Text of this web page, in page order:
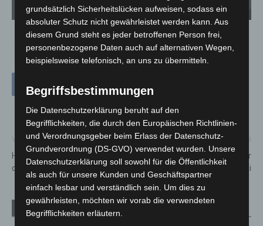
Das Bison-Weibchen mit ihrem goldenen Kalb - Foto: Erlebnis-Zoo Hannover
Vorheriger Artikel
Hannover Airport: Bereit für
die Sommerferien
Nächster Artikel
37. Maschseefest in Hannover
startet Ende Juli
Verwandte Artikel Mehr vom Autor
grundsätzlich Sicherheitslücken aufweisen, sodass ein
absoluter Schutz nicht gewährleistet werden kann. Aus
diesem Grund steht es jeder betroffenen Person frei,
personenbezogene Daten auch auf alternativen Wegen,
beispielsweise telefonisch, an uns zu übermitteln.
Begriffsbestimmungen
Die Datenschutzerklärung beruht auf den
Begrifflichkeiten, die durch den Europäischen Richtlinien-
und Verordnungsgeber beim Erlass der Datenschutz-
Grundverordnung (DS-GVO) verwendet wurden. Unsere
Datenschutzerklärung soll sowohl für die Öffentlichkeit
als auch für unsere Kunden und Geschäftspartner
einfach lesbar und verständlich sein. Um dies zu
gewährleisten, möchten wir vorab die verwendeten
Begrifflichkeiten erläutern.